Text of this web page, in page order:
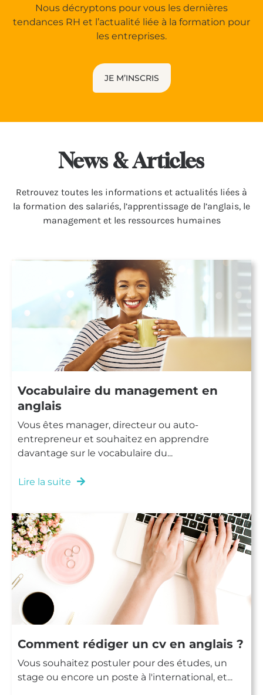
Nous décryptons pour vous les dernières
tendances RH et l’actualité liée à la formation pour
les entreprises.
JE M’INSCRIS
News & Articles
Retrou­vez toutes les infor­ma­tions et actua­li­tés liées à
la forma­tion des salariés, l’apprentissage de l’anglais, le
management et les ressources humaines
Vocabulaire du management en
anglais
Vous êtes manager, directeur ou auto-
entrepreneur et souhaitez en apprendre
davantage sur le vocabulaire du...
Lire la suite
Comment rédiger un cv en anglais ?
Vous souhaitez postuler pour des études, un
stage ou encore un poste à l'international, et...